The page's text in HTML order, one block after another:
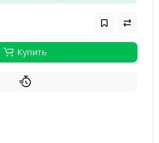
Купить